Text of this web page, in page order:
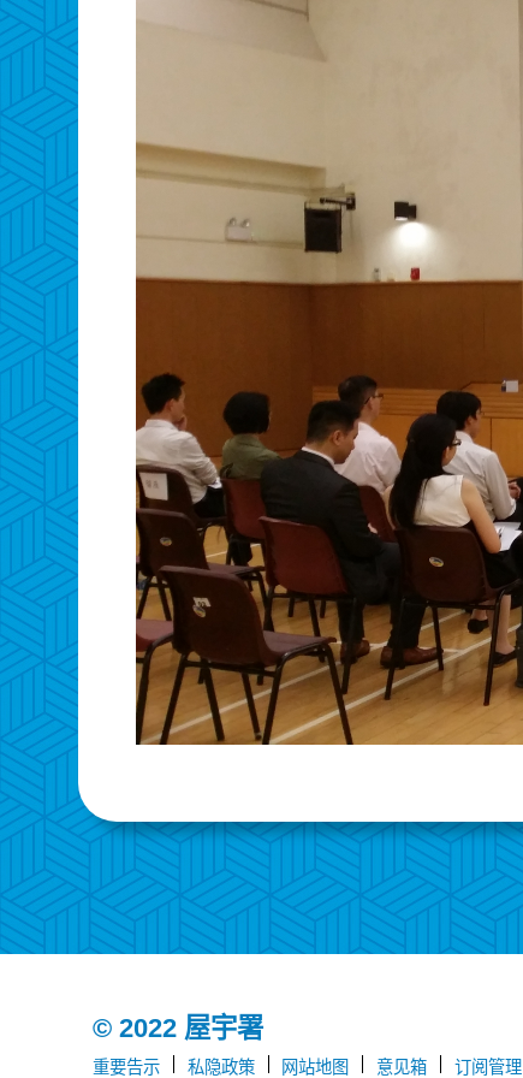
© 2022 屋宇署
重要告示 私隐政策 网站地图 意见箱 订阅管理